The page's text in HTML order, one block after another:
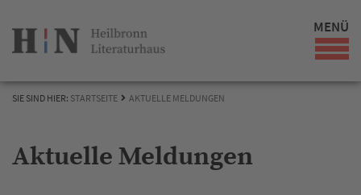
MENÜ
SIE SIND HIER: STARTSEITE AKTUELLE MELDUNGEN
Aktuelle Meldungen